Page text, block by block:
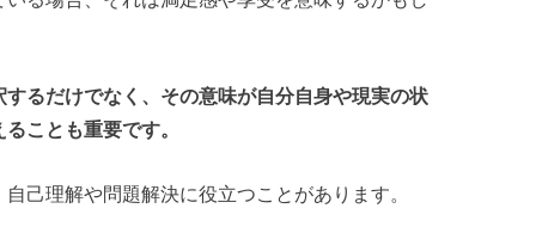
るだけでなく、その意味が自分自身や現実の状
ことも重要です。
己理解や問題解決に役立つことがあります。